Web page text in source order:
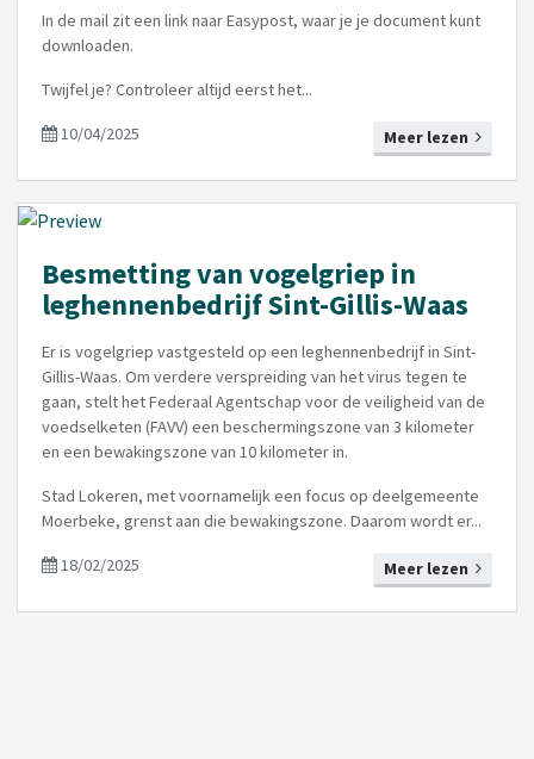
In de mail zit een link naar Easypost, waar je je document kunt
downloaden.
Twijfel je? Controleer altijd eerst het...
Meer lezen
10/04/2025
Besmetting van vogelgriep in
leghennenbedrijf Sint-Gillis-Waas
Er is vogelgriep vastgesteld op een leghennenbedrijf in Sint-
Gillis-Waas. Om verdere verspreiding van het virus tegen te
gaan, stelt het Federaal Agentschap voor de veiligheid van de
voedselketen (FAVV) een beschermingszone van 3 kilometer
en een bewakingszone van 10 kilometer in.
Stad Lokeren, met voornamelijk een focus op deelgemeente
Moerbeke, grenst aan die bewakingszone. Daarom wordt er...
Meer lezen
18/02/2025